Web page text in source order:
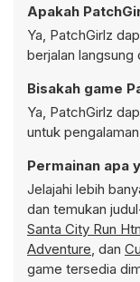
Apakah
Ya, PatchGirlz
berjalan
Bisakah game
Ya, PatchGirlz
untuk
Permainan apa
Jelajahi lebih
dan temukan
Santa City Run
Adventure, dan
game tersedia